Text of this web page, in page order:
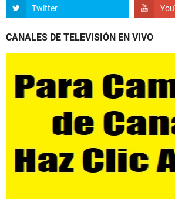
CANALES DE TELEVISIÓN EN VIVO